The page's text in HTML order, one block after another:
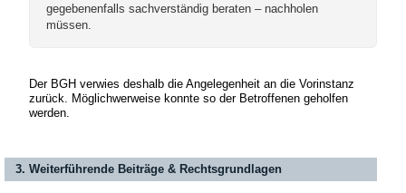
gegebenenfalls sachverständig beraten – nachholen
müssen.
Der BGH verwies deshalb die Angelegenheit an die Vorinstanz
zurück. Möglichwerweise konnte so der Betroffenen geholfen
werden.
3. Weiterführende Beiträge & Rechtsgrundlagen